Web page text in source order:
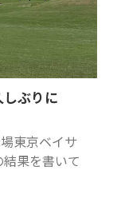
ぶりに
東京ベイサ
果を書いて